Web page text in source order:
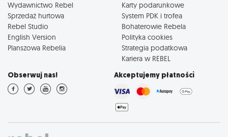
Wydawnictwo Rebel
Sprzedaż hurtowa
Rebel Studio
English Version
Planszowa Rebelia
Karty podarunkowe
System PDK i trofea
Bohaterowie Rebela
Polityka cookies
Strategia podatkowa
Kariera w REBEL
Obserwuj nas! Akceptujemy płatności